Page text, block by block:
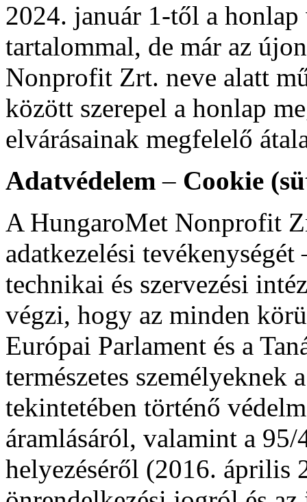
2024. január 1-től a
tartalommal, de már az
Nonprofit Zrt. neve alatt
között szerepel a honlap
elvárásainak megfelelő
Adatvédelem– Cookie
A HungaroMet Nonprofit
adatkezelési
technikai és szervezési
végzi, hogy az minden
Európai Parlament és a
természetes személyeknek
tekintetében történő
áramlásáról, valamint a
helyezéséről (2016. április